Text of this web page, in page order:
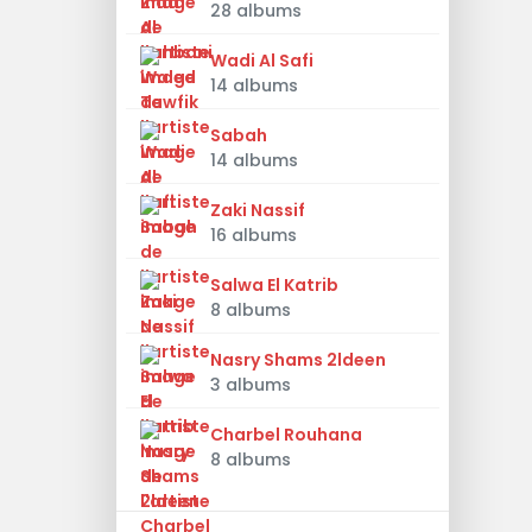
28 albums
Wadi Al Safi
14 albums
Sabah
14 albums
Zaki Nassif
16 albums
Salwa El Katrib
8 albums
Nasry Shams 2ldeen
3 albums
Charbel Rouhana
8 albums